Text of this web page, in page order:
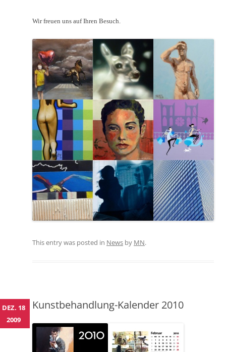
Wir freuen uns auf Ihren Besuch.
This entry was posted in News by MN.
Kunstbehandlung-Kalender 2010
DEZ. 18
2009